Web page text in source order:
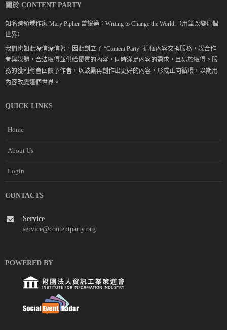
關於 CONTENT PARTY
知名跨領域作家 Mary Pipher 曾說過：Writing to Change the World.（用筆改變這個
世界）
我們也如此深信深信著，因此創立了 “Content Party" 這個內容交換服務，媒合作
者與媒體，合法取得並供給優質的內容，同時滿足內容的需求，且易於取得。服
務的獲利將會回饋予作者，以鼓勵再創作出更好的內容，形成正向循環，以期用
內容改變這個世界。
QUICK LINKS
Home
About Us
Login
CONTACTS
Service
service@contentparty.org
POWERED BY